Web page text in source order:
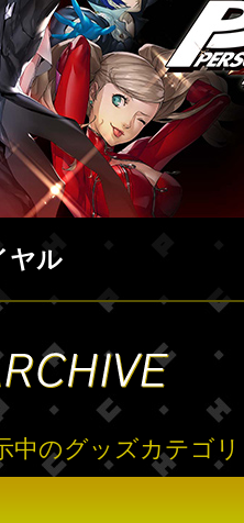
ヤル
中のグッズカテゴリ